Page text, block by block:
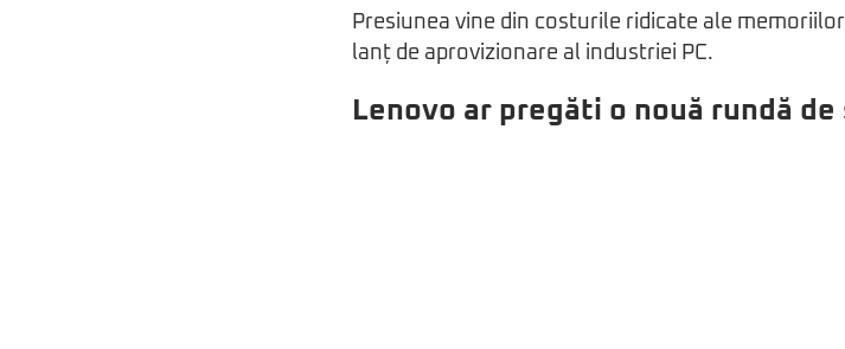
Presiunea vine din costurile ridicate ale
lanț de aprovizionare al industriei PC.
Lenovo ar pregăti o nouă rundă